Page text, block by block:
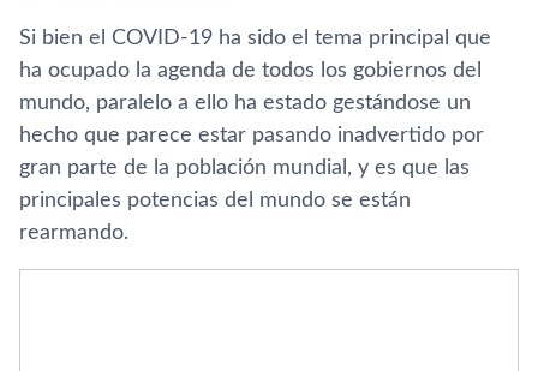
Si bien el COVID-19 ha sido el tema principal que
ha ocupado la agenda de todos los gobiernos del
mundo, paralelo a ello ha estado gestándose un
hecho que parece estar pasando inadvertido por
gran parte de la población mundial, y es que las
principales potencias del mundo se están
rearmando.